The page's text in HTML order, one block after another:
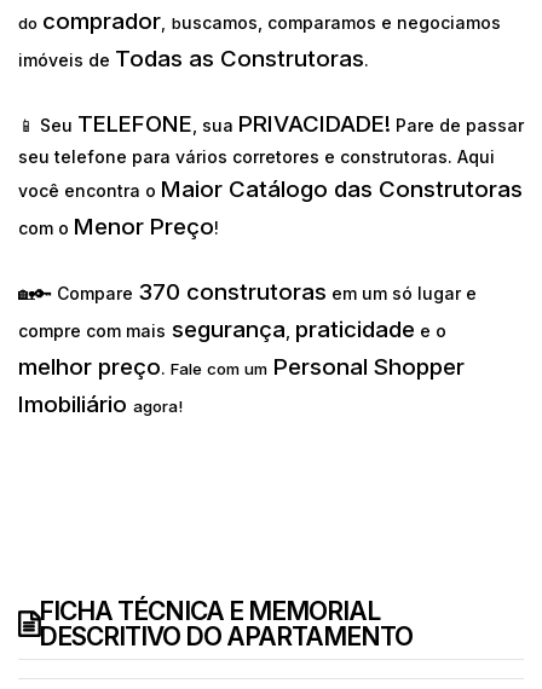
do comprador, buscamos, comparamos e negociamos
imóveis de Todas as Construtoras.
📱 Seu TELEFONE , sua PRIVACIDADE! Pare de passar
seu telefone para vários corretores e construtoras. Aqui
você encontra o Maior Catálogo das Construtoras
com o Menor Preço!
🏡🔑 Compare 370 construtoras em um só lugar e
compre com mais segurança praticidade e o
melhor preço. Fale com um Personal Shopper
Imobiliário agora!
FICHA TÉCNICA E MEMORIAL
DESCRITIVO DO APARTAMENTO